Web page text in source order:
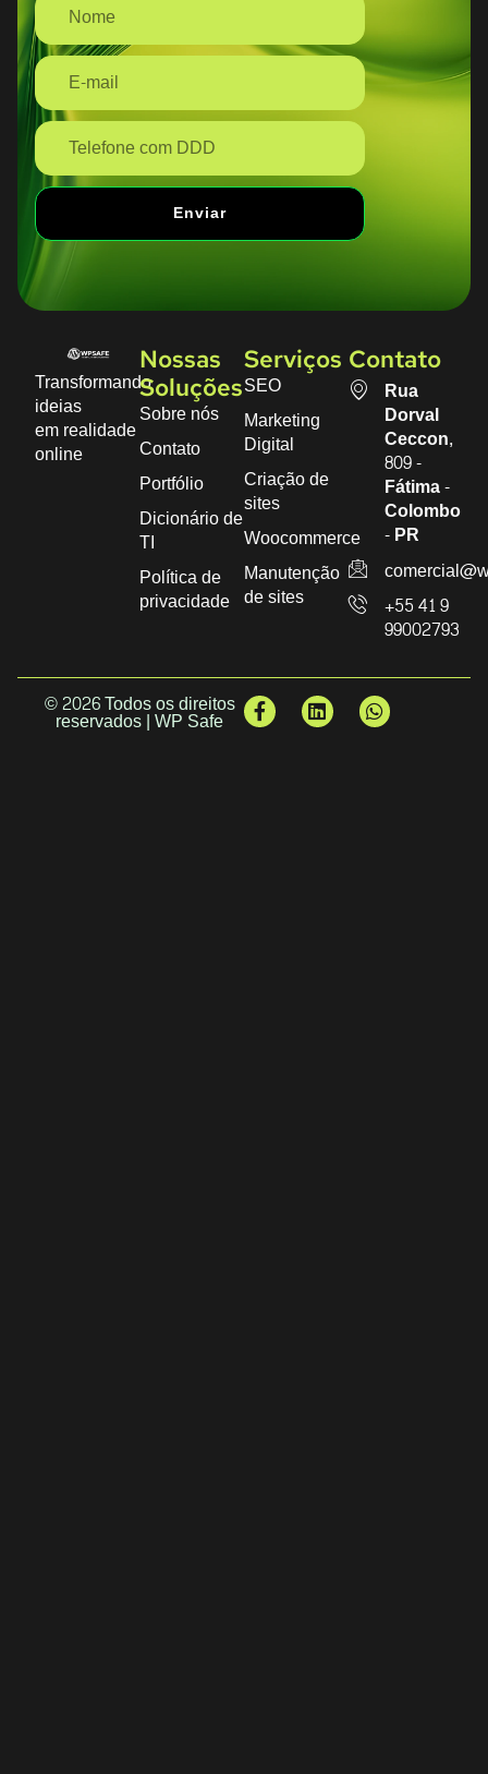
Enviar
Transformando
ideias
em realidade
online
Nossas
Soluções
Sobre nós
Contato
Portfólio
Dicionário de
TI
Política de
privacidade
Serviços
SEO
Marketing
Digital
Criação de
sites
Woocommerce
Manutenção
de sites
Contato
Rua
Dorval
Ceccon,
809 -
Fátima -
Colombo
- PR
+55 41 9
99002793
© 2026 Todos os direitos
reservados | WP Safe